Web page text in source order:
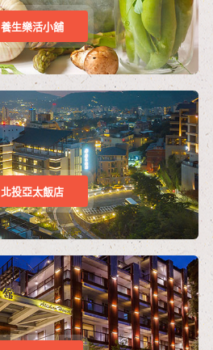
養生樂活小舖
北投亞太飯店